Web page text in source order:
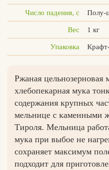
Число падения, с Полу-
Вес 1 кг
Упаковка
Ржаная цельнозерновая
хлебопекарная мука
содержания крупных
мельнице с каменными
Тироля. Мельница
мука при выбое не
сохраняет максимум
подходит для